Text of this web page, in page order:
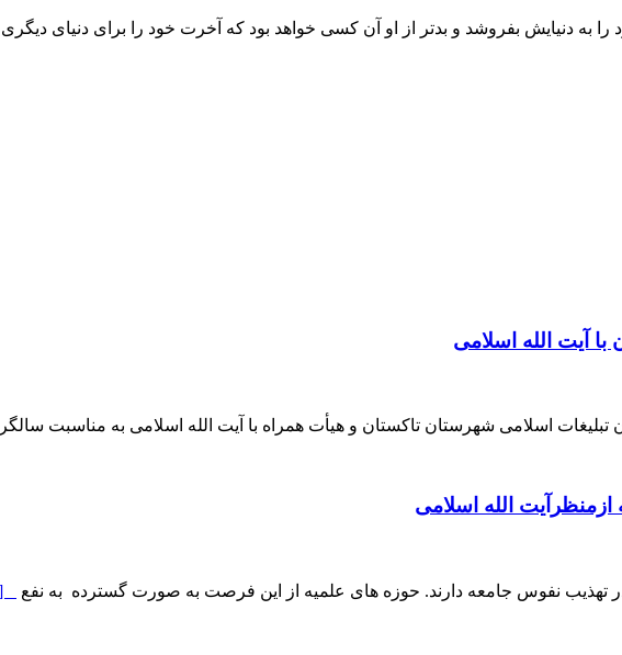
دنیایش بفروشد و بدتر از او آن کسی خواهد بود که آخرت خود را برای دنیای
آیت الله اسلامی
اسلامی شهرستان تاکستان و هیأت همراه با آیت الله اسلامی به مناسبت
الله اسلامی
تهذیب نفوس جامعه دارند. حوزه های علمیه از این فرصت به صورت گسترده به نفع